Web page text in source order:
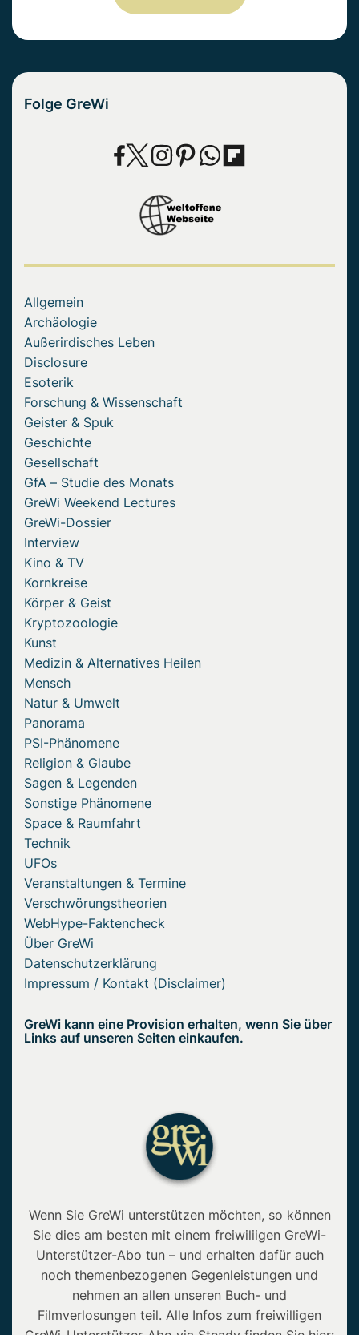
Folge GreWi
Allgemein
Archäologie
Außerirdisches Leben
Disclosure
Esoterik
Forschung & Wissenschaft
Geister & Spuk
Geschichte
Gesellschaft
GfA – Studie des Monats
GreWi Weekend Lectures
GreWi-Dossier
Interview
Kino & TV
Kornkreise
Körper & Geist
Kryptozoologie
Kunst
Medizin & Alternatives Heilen
Mensch
Natur & Umwelt
Panorama
PSI-Phänomene
Religion & Glaube
Sagen & Legenden
Sonstige Phänomene
Space & Raumfahrt
Technik
UFOs
Veranstaltungen & Termine
Verschwörungstheorien
WebHype-Faktencheck
Über GreWi
Datenschutzerklärung
Impressum / Kontakt (Disclaimer)
GreWi kann eine Provision erhalten, wenn Sie über
Links auf unseren Seiten einkaufen.
Wenn Sie GreWi unterstützen möchten, so können
Sie dies am besten mit einem freiwiliigen GreWi-
Unterstützer-Abo tun – und erhalten dafür auch
noch themenbezogenen Gegenleistungen und
nehmen an allen unseren Buch- und
Filmverlosungen teil. Alle Infos zum freiwilligen